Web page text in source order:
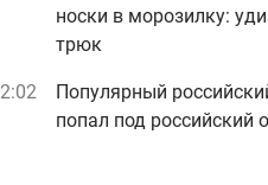
носки в морозилку:
трюк
Популярный
попал под российский